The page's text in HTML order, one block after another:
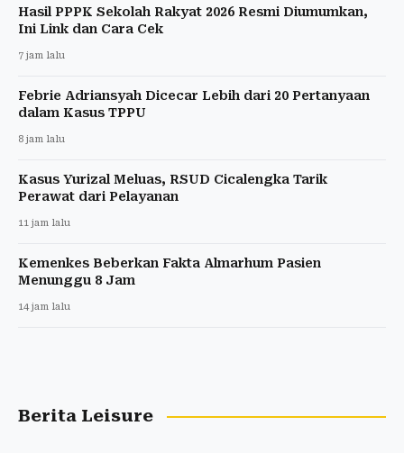
Hasil PPPK Sekolah Rakyat 2026 Resmi Diumumkan,
Ini Link dan Cara Cek
7 jam lalu
Febrie Adriansyah Dicecar Lebih dari 20 Pertanyaan
dalam Kasus TPPU
8 jam lalu
Kasus Yurizal Meluas, RSUD Cicalengka Tarik
Perawat dari Pelayanan
11 jam lalu
Kemenkes Beberkan Fakta Almarhum Pasien
Menunggu 8 Jam
14 jam lalu
Berita Leisure